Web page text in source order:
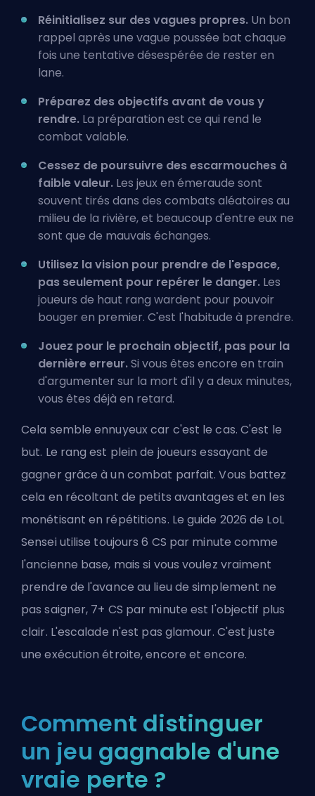
Réinitialisez sur des vagues propres. Un bon
rappel après une vague poussée bat chaque
fois une tentative désespérée de rester en
lane.
Préparez des objectifs avant de vous y
rendre. La préparation est ce qui rend le
combat valable.
Cessez de poursuivre des escarmouches à
faible valeur. Les jeux en émeraude sont
souvent tirés dans des combats aléatoires au
milieu de la rivière, et beaucoup d'entre eux ne
sont que de mauvais échanges.
Utilisez la vision pour prendre de l'espace,
pas seulement pour repérer le danger. Les
joueurs de haut rang wardent pour pouvoir
bouger en premier. C'est l'habitude à prendre.
Jouez pour le prochain objectif, pas pour la
dernière erreur.Si vous êtes encore en train
d'argumenter sur la mort d'il y a deux minutes,
vous êtes déjà en retard.
Cela semble ennuyeux car c'est le cas. C'est le
but. Le rang est plein de joueurs essayant de
gagner grâce à un combat parfait. Vous battez
cela en récoltant de petits avantages et en les
monétisant en répétitions. Le guide 2026 de LoL
Sensei utilise toujours 6 CS par minute comme
l'ancienne base, mais si vous voulez vraiment
prendre de l'avance au lieu de simplement ne
pas saigner, 7+ CS par minute est l'objectif plus
clair. L'escalade n'est pas glamour. C'est juste
une exécution étroite, encore et encore.
Comment distinguer
un jeu gagnable d'une
vraie perte ?